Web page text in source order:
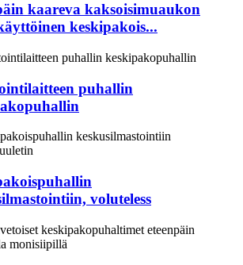
kaareva kaksoisimuaukon
keskipakois...
puhallin
voluteless